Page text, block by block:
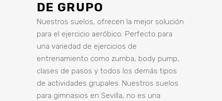
DE GRUPO
Nuestros suelos, ofrecen la mejor solución
para el ejercicio aeróbico. Perfecto para
una variedad de ejercicios de
entrenamiento como zumba, body pump,
clases de pasos y todos los demás tipos
de actividades grupales. Nuestros suelos
para gimnasios en Sevilla, no es una